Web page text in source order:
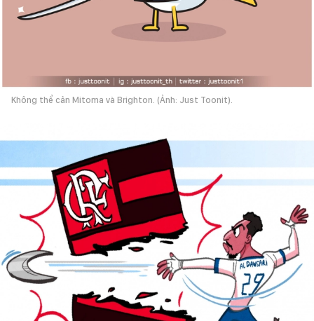
Không thể cản Mitoma và Brighton. (Ảnh: Just Toonit).